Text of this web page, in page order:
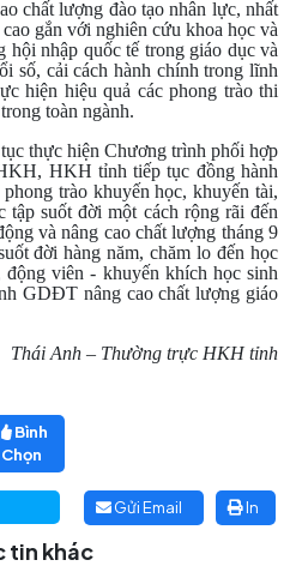
chất lượng đào tạo nhân lực, nhất
gắn với nghiên cứu khoa học và
hội nhập quốc tế trong giáo dục và
số, cải cách hành chính trong lĩnh
hiện hiệu quả các phong trào thi
toàn ngành.
thực hiện Chương trình phối hợp
HKH tỉnh tiếp tục đồng hành
trào khuyến học, khuyến tài,
suốt đời một cách rộng rãi đến
và nâng cao chất lượng tháng 9
đời hàng năm, chăm lo đến học
động viên - khuyến khích học sinh
GDĐT nâng cao chất lượng giáo
Thái Anh – Thường trực HKH tỉnh
Bình
Chọn
In
Gửi Email
tin khác